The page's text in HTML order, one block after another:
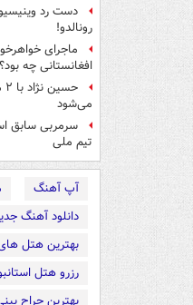
دست رد
رونالدو!
ماجرای
افغانستانی چه بود؟
می‌شود
سرمربی سابق
تیم ملی
آپ آهنگ
دانلود آهنگ
بهترین هتل
رزرو هتل